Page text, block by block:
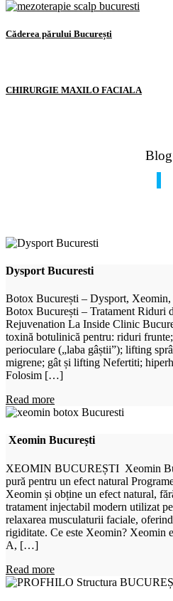
Căderea părului București
CHIRURGIE MAXILO FACIALA
Blog
Dysport Bucuresti
Botox București – Dysport,
Botox București – Tratament Riduri
Rejuvenation La Inside Clinic
toxină botulinică pentru: riduri
perioculare („laba gâștii”); lifting
migrene; gât și lifting Nefertiti;
Folosim […]
Read more
Xeomin București
XEOMIN BUCUREȘTI Xeomin
pură pentru un efect natural
Xeomin și obține un efect natural,
tratament injectabil modern utilizat
relaxarea musculaturii faciale,
rigiditate. Ce este Xeomin? Xeomin
A, […]
Read more